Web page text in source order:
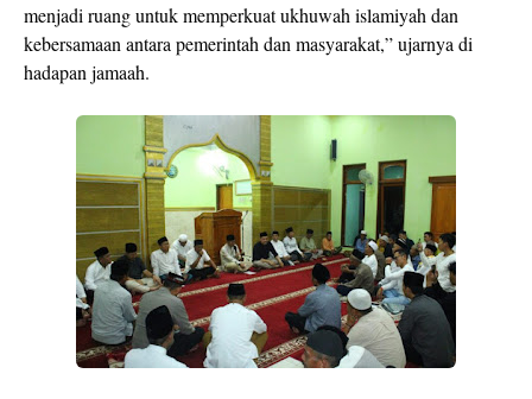
menjadi ruang untuk memperkuat ukhuwah islamiyah dan
kebersamaan antara pemerintah dan masyarakat,” ujarnya di
hadapan jamaah.